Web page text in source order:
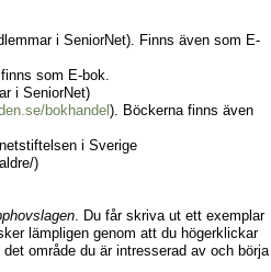
i SeniorNet). Finns även som E-
som E-bok.
i SeniorNet)
bokhandel). Böckerna finns även
i Sverige
)
. Du får skriva ut ett exemplar
lämpligen genom att du högerklickar
område du är intresserad av och börja